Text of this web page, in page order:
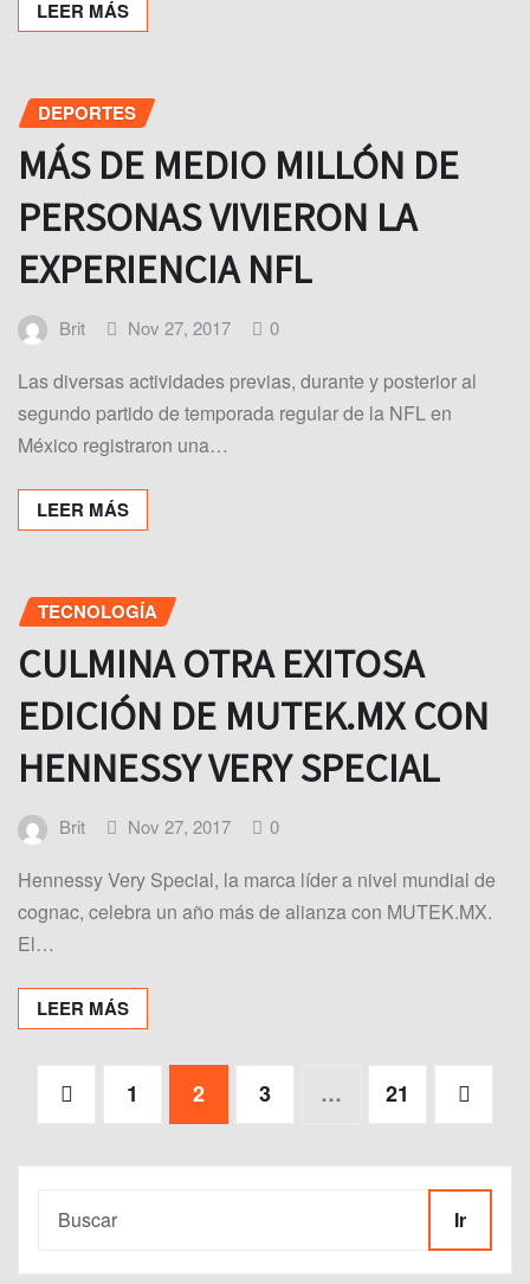
LEER MÁS
DEPORTES
MÁS DE MEDIO MILLÓN DE
PERSONAS VIVIERON LA
EXPERIENCIA NFL
Brit Nov 27, 2017 0
Las diversas actividades previas, durante y posterior al
segundo partido de temporada regular de la NFL en
México registraron una…
LEER MÁS
TECNOLOGÍA
CULMINA OTRA EXITOSA
EDICIÓN DE MUTEK.MX CON
HENNESSY VERY SPECIAL
Brit Nov 27, 2017 0
Hennessy Very Special, la marca líder a nivel mundial de
cognac, celebra un año más de alianza con MUTEK.MX.
El…
LEER MÁS
1 2 3 … 21
Ir